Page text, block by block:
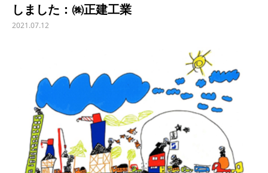
しました：㈱正建工業
2021.07.12